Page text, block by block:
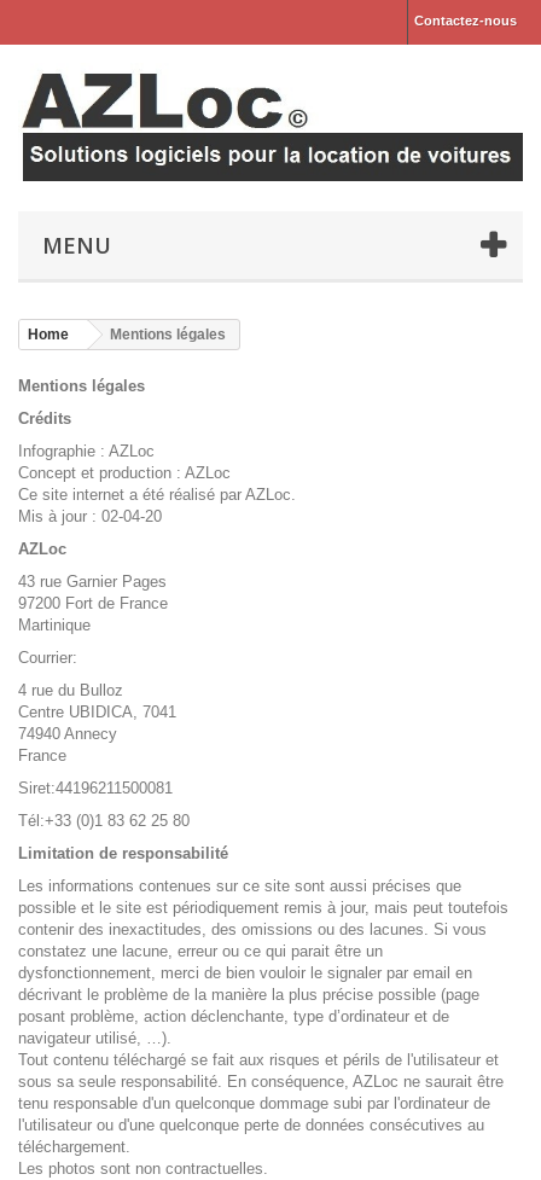
Contactez-nous
MENU
Home Mentions légales
Mentions légales
Crédits
Infographie : AZLoc
Concept et production : AZLoc
Ce site internet a été réalisé par AZLoc.
Mis à jour : 02-04-20
AZLoc
43 rue Garnier Pages
97200 Fort de France
Martinique
Courrier:
4 rue du Bulloz
Centre UBIDICA, 7041
74940 Annecy
France
Siret:44196211500081
Tél:+33 (0)1 83 62 25 80
Limitation de responsabilité
Les informations contenues sur ce site sont aussi précises que
possible et le site est périodiquement remis à jour, mais peut toutefois
contenir des inexactitudes, des omissions ou des lacunes. Si vous
constatez une lacune, erreur ou ce qui parait être un
dysfonctionnement, merci de bien vouloir le signaler par email en
décrivant le problème de la manière la plus précise possible (page
posant problème, action déclenchante, type d’ordinateur et de
navigateur utilisé, …).
Tout contenu téléchargé se fait aux risques et périls de l'utilisateur et
sous sa seule responsabilité. En conséquence, AZLoc ne saurait être
tenu responsable d'un quelconque dommage subi par l'ordinateur de
l'utilisateur ou d'une quelconque perte de données consécutives au
téléchargement.
Les photos sont non contractuelles.